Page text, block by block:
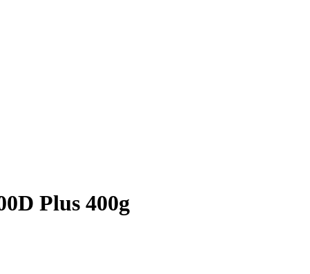
Plus 400g